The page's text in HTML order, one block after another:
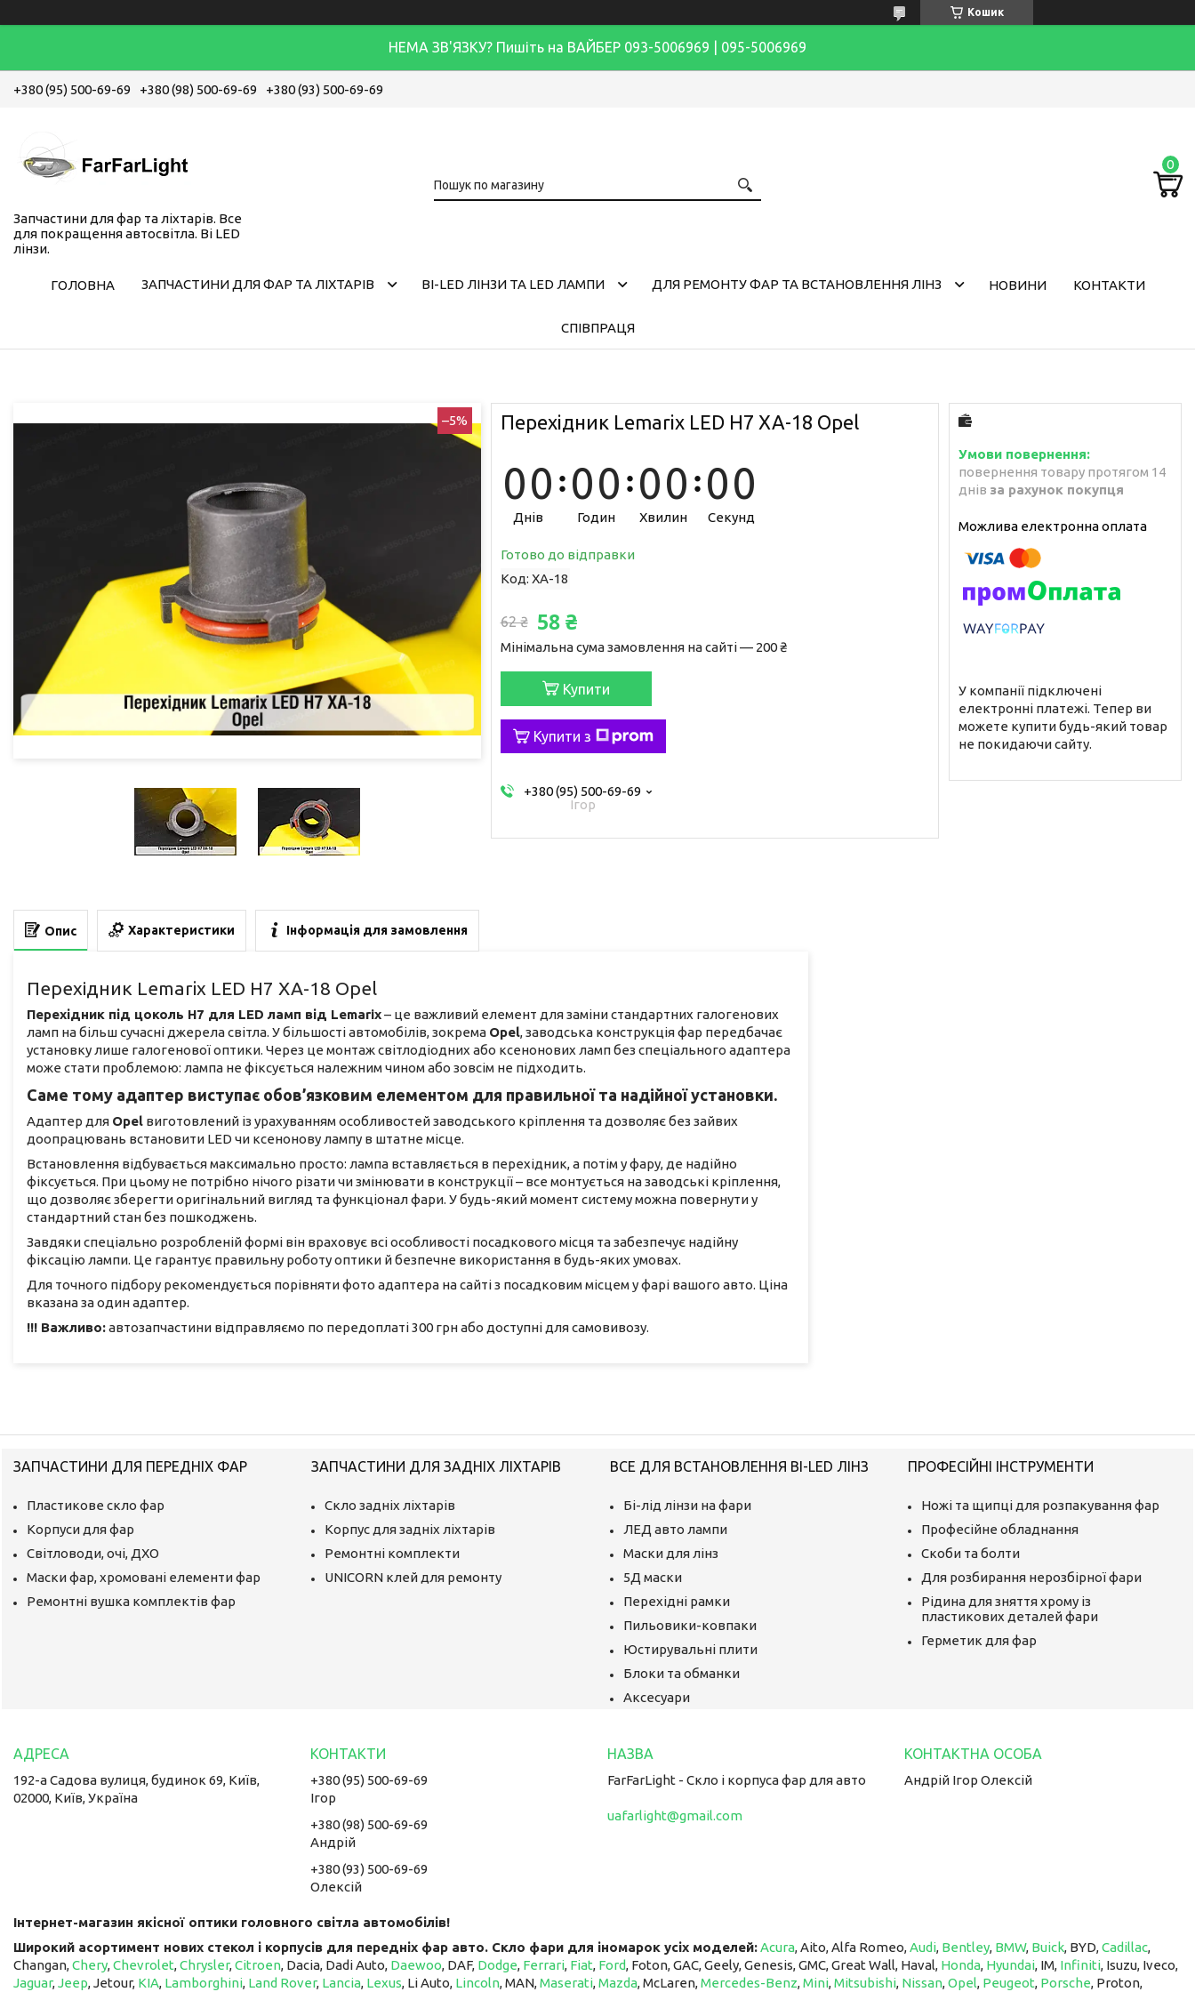
Кошик
НЕМА ЗВ'ЯЗКУ? Пишіть на ВАЙБЕР 093-5006969 | 095-5006969
+380 (95) 500-69-69 +380 (98) 500-69-69 +380 (93) 500-69-69
Запчастини для фар та ліхтарів. Все
для покращення автосвітла. Bi LED
лінзи.
ГОЛОВНА ЗАПЧАСТИНИ ДЛЯ ФАР ТА ЛІХТАРІВ BI-LED ЛІНЗИ ТА LED ЛАМПИ ДЛЯ РЕМОНТУ ФАР ТА ВСТАНОВЛЕННЯ ЛІНЗ НОВИНИ КОНТАКТИ
СПІВПРАЦЯ
–5% Перехідник Lemarix LED H7 XA-18 Opel
00
Днів
00
Годин
00
Хвилин
00
Секунд
Готово до відправки
Код: XA-18
62 ₴ 58 ₴
Мінімальна сума замовлення на сайті — 200 ₴
Купити
Купити з
+380 (95) 500-69-69
Ігор
повернення товару протягом 14
днів за рахунок покупця
У компанії підключені
електронні платежі. Тепер ви
можете купити будь-який товар
не покидаючи сайту.
Опис Характеристики Інформація для замовлення
Перехідник Lemarix LED H7 XA-18 Opel
Перехідник під цоколь H7 для LED ламп від Lemarix– це важливий елемент для заміни стандартних галогенових
ламп на більш сучасні джерела світла. У більшості автомобілів, зокрема Opel, заводська конструкція фар передбачає
установку лише галогенової оптики. Через це монтаж світлодіодних або ксенонових ламп без спеціального адаптера
може стати проблемою: лампа не фіксується належним чином або зовсім не підходить.
Саме тому адаптер виступає обов’язковим елементом для правильної та надійної установки.
Адаптер для Opel виготовлений із урахуванням особливостей заводського кріплення та дозволяє без зайвих
доопрацювань встановити LED чи ксенонову лампу в штатне місце.
Встановлення відбувається максимально просто: лампа вставляється в перехідник, а потім у фару, де надійно
фіксується. При цьому не потрібно нічого різати чи змінювати в конструкції – все монтується на заводські кріплення,
що дозволяє зберегти оригінальний вигляд та функціонал фари. У будь-який момент систему можна повернути у
стандартний стан без пошкоджень.
Завдяки спеціально розробленій формі він враховує всі особливості посадкового місця та забезпечує надійну
фіксацію лампи. Це гарантує правильну роботу оптики й безпечне використання в будь-яких умовах.
Для точного підбору рекомендується порівняти фото адаптера на сайті з посадковим місцем у фарі вашого авто. Ціна
вказана за один адаптер.
!!! Важливо:автозапчастини відправляємо по передоплаті 300 грн або доступні для самовивозу.
ЗАПЧАСТИНИ ДЛЯ ПЕРЕДНІХ ФАР
Пластикове скло фар
Корпуси для фар
Світловоди, очі, ДХО
Маски фар, хромовані елементи фар
Ремонтні вушка комплектів фар
ЗАПЧАСТИНИ ДЛЯ ЗАДНІХ ЛІХТАРІВ
Скло задніх ліхтарів
Корпус для задніх ліхтарів
Ремонтні комплекти
UNICORN клей для ремонту
ВСЕ ДЛЯ ВСТАНОВЛЕННЯ BI-LED ЛІНЗ
Бі-лід лінзи на фари
ЛЕД авто лампи
Маски для лінз
5Д маски
Перехідні рамки
Пильовики-ковпаки
Юстирувальні плити
Блоки та обманки
Аксесуари
ПРОФЕСІЙНІ ІНСТРУМЕНТИ
Ножі та щипці для розпакування фар
Професійне обладнання
Скоби та болти
Для розбирання нерозбірної фари
Рідина для зняття хрому із
пластикових деталей фари
Герметик для фар
192-а Садова вулиця, будинок 69, Київ,
02000, Київ, Україна
+380 (95) 500-69-69
Ігор
+380 (98) 500-69-69
Андрій
+380 (93) 500-69-69
Олексій
FarFarLight - Cкло і корпуса фар для авто
uafarlight@gmail.com
Андрій Ігор Олексій
Інтернет-магазин якісної оптики головного світла автомобілів!
Широкий асортимент нових стекол і корпусів для передніх фар авто. Скло фари для іномарок усіх моделей:Acura, Aito, Alfa Romeo,Audi, Bentley, BMW, Buick, BYD,Cadillac,
Changan,Chery,Chevrolet,Chrysler,Citroen, Dacia, Dadi Auto, Daewoo, DAF, Dodge, Ferrari, Fiat, Ford, Foton, GAC, Geely, Genesis, GMC, Great Wall, Haval, Honda, Hyundai, IM, ​​​​​​​ Infiniti, Isuzu, Iveco,
Jaguar,Jeep, Jetour, ​​​​​​​ KIA, Lamborghini, Land Rover, Lancia, Lexus, Li Auto, ​​​​​​​ Lincoln, MAN,Maserati,Mazda, McLaren, ​​​​​​​Mercedes-Benz,Mini,Mitsubishi, Nissan,Opel, Peugeot, Porsche, Proton, ​​​​​​​